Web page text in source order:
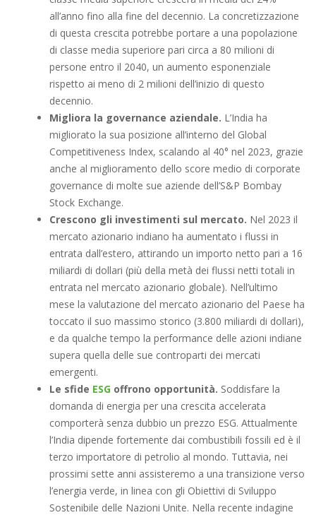
all’anno fino alla fine del decennio. La concretizzazione
di questa crescita potrebbe portare a una popolazione
di classe media superiore pari circa a 80 milioni di
persone entro il 2040, un aumento esponenziale
rispetto ai meno di 2 milioni dell’inizio di questo
decennio.
Migliora la governance aziendale. L’India ha
migliorato la sua posizione all’interno del Global
Competitiveness Index, scalando al 40° nel 2023, grazie
anche al miglioramento dello score medio di corporate
governance di molte sue aziende dell’S&P Bombay
Stock Exchange.
Crescono gli investimenti sul mercato. Nel 2023 il
mercato azionario indiano ha aumentato i flussi in
entrata dall’estero, attirando un importo netto pari a 16
miliardi di dollari (più della metà dei flussi netti totali in
entrata nel mercato azionario globale). Nell’ultimo
mese la valutazione del mercato azionario del Paese ha
toccato il suo massimo storico (3.800 miliardi di dollari),
e da qualche tempo la performance delle azioni indiane
supera quella delle sue controparti dei mercati
emergenti.
Le sfide ESG offrono opportunità. Soddisfare la
domanda di energia per una crescita accelerata
comporterà senza dubbio un prezzo ESG. Attualmente
l’India dipende fortemente dai combustibili fossili ed è il
terzo importatore di petrolio al mondo. Tuttavia, nei
prossimi sette anni assisteremo a una transizione verso
l’energia verde, in linea con gli Obiettivi di Sviluppo
Sostenibile delle Nazioni Unite. Nella recente indagine